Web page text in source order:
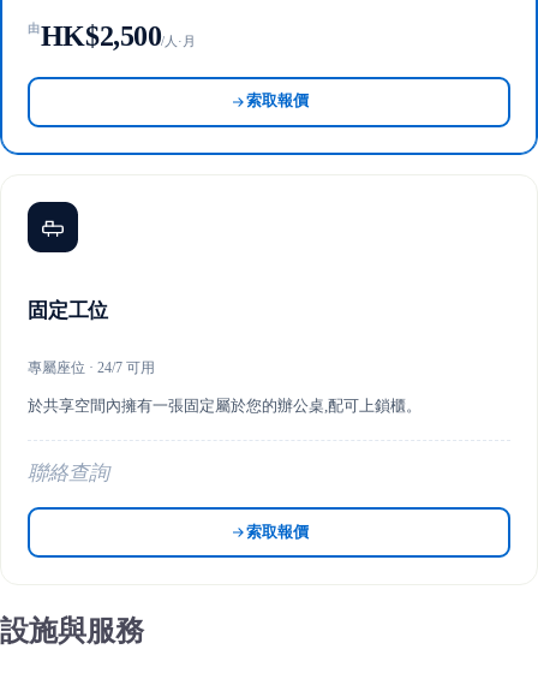
由HK$2,500/人·月
索取報價
固定工位
專屬座位 · 24/7 可用
於共享空間內擁有一張固定屬於您的辦公桌,配可上鎖櫃。
聯絡查詢
索取報價
設施與服務